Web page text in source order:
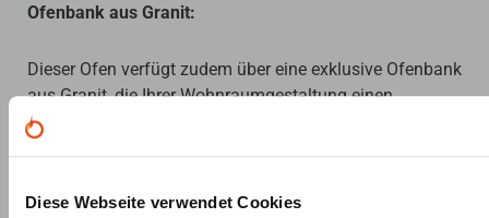
Diese Webseite verwendet Cookies
Ofenbank aus Granit:
Dieser Ofen verfügt zudem über eine exklusive Ofenbank
aus Granit, die Ihrer Wohnraumgestaltung einen
besonderen Akzent verleiht. Die Eigenschaften dieser
Hergestellt aus 2cm dicken Granitplatten